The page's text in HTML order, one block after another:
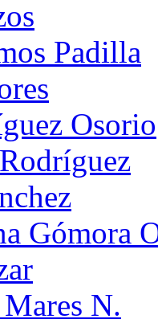
Padilla
Osorio
Gómora
N.